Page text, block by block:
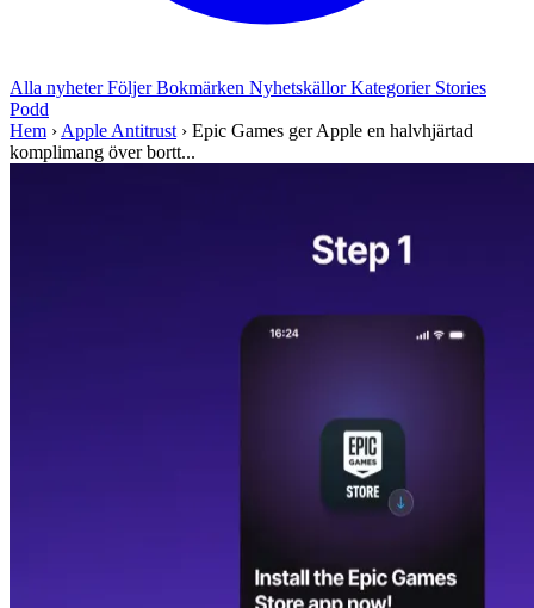
Alla nyheterFöljerBokmärken NyhetskällorKategorier Stories
Podd
Hem › Apple Antitrust › Epic Games ger Apple en halvhjärtad
komplimang över bortt...